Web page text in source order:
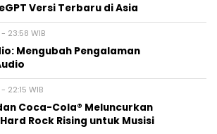
Versi Terbaru di Asia
23:58 WIB
Mengubah Pengalaman
22:15 WIB
Coca-Cola® Meluncurkan
Rock Rising untuk Musisi